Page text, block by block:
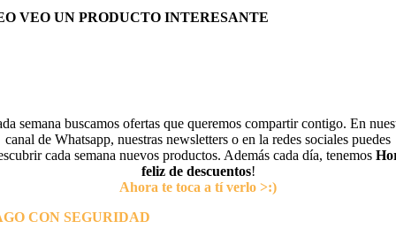
VEO UN PRODUCTO INTERESANTE
semana buscamos ofertas que queremos compartir contigo. En
canal de Whatsapp, nuestras newsletters o en la redes sociales puedes
cada semana nuevos productos. Además cada día, tenemos
feliz de descuentos!
Ahora te toca a tí verlo >:)
CON SEGURIDAD